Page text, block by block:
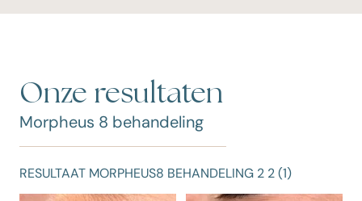
Onze resultaten
Morpheus 8 behandeling
RESULTAAT MORPHEUS8 BEHANDELING 2 2 (1)